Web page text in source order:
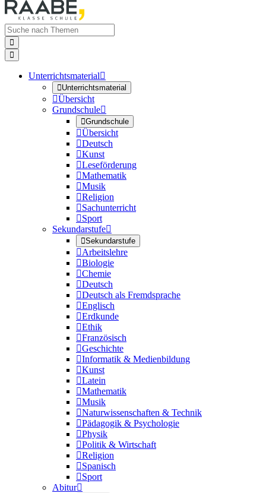


Unterrichtsmaterial
Unterrichtsmaterial
Übersicht
Grundschule
Grundschule
Übersicht
Deutsch
Kunst
Leseförderung
Mathematik
Musik
Religion
Sachunterricht
Sport
Sekundarstufe
Sekundarstufe
Arbeitslehre
Biologie
Chemie
Deutsch
Deutsch als Fremdsprache
Englisch
Erdkunde
Ethik
Französisch
Geschichte
Informatik & Medienbildung
Kunst
Latein
Mathematik
Musik
Naturwissenschaften & Technik
Pädagogik & Psychologie
Physik
Politik & Wirtschaft
Religion
Spanisch
Sport
Abitur